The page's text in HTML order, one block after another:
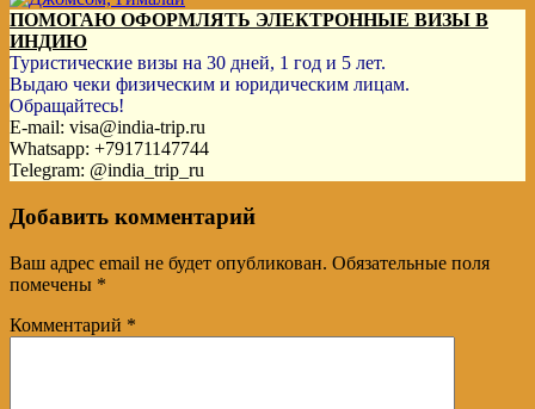
ПОМОГАЮ ОФОРМЛЯТЬ ЭЛЕКТРОННЫЕ ВИЗЫ В
ИНДИЮ
Туристические визы на 30 дней, 1 год и 5 лет.
Выдаю чеки физическим и юридическим лицам.
Обращайтесь!
E-mail: visa@india-trip.ru
Whatsapp: +79171147744
Telegram: @india_trip_ru
Добавить комментарий
Ваш адрес email не будет опубликован. Обязательные поля
помечены *
Комментарий *